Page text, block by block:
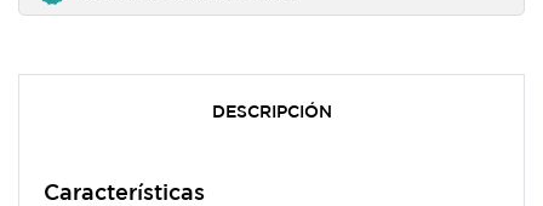
DESCRIPCIÓN
Características